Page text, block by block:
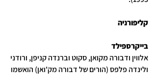
קליפורניה
בייקרספילד
אלווין ודבורה מקואן, סקוט וברנדה קניפן, ורודני
ולינדה פלפס (הורים של דבורה מק'ואן) הואשמו